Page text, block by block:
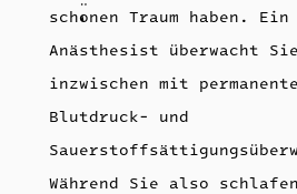
schönen Traum haben. Ein
Anästhesist überwacht Sie
inzwischen mit
Blutdruck- und
Während Sie also